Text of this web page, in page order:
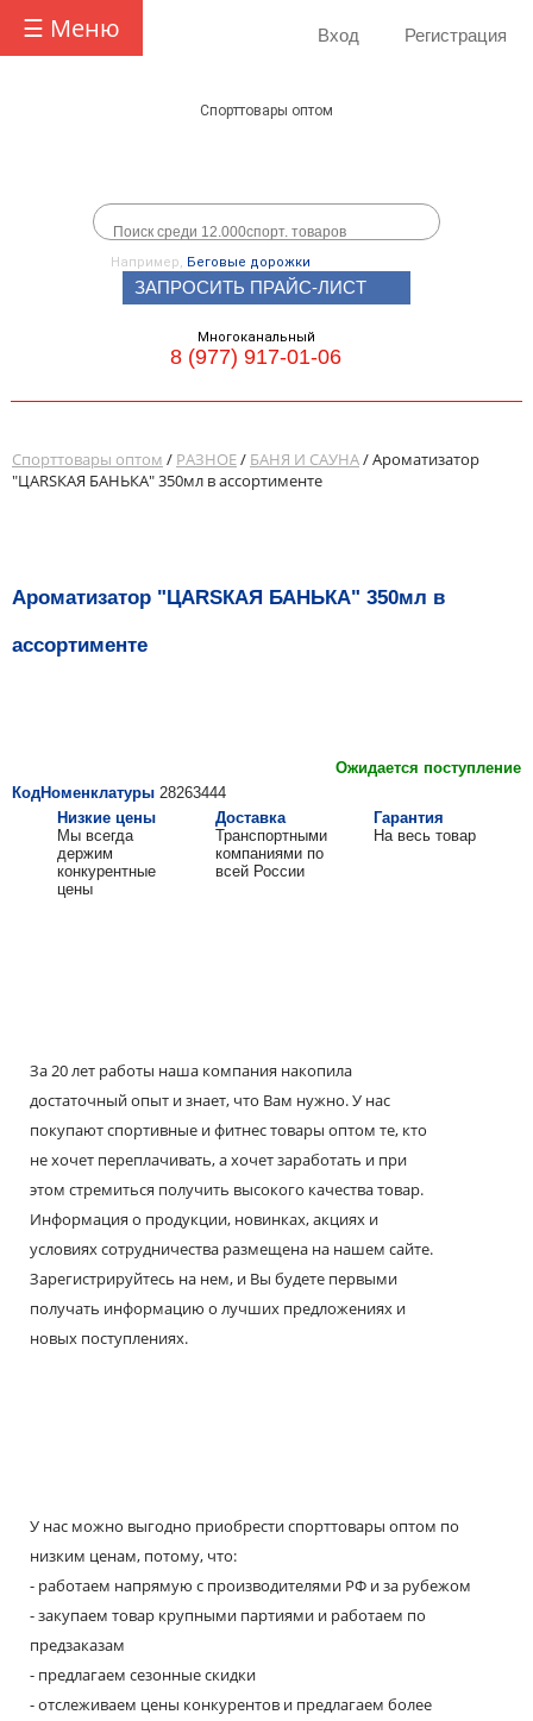
☰ Меню Вход Регистрация
Спорттовары оптом
Например, Беговые дорожки
ЗАПРОСИТЬ ПРАЙС-ЛИСТ
Многоканальный
8 (977) 917-01-06
Спорттовары оптом / РАЗНОЕ/ БАНЯ И САУНА/ Ароматизатор
"ЦARSКАЯ БАНЬКА" 350мл в ассортименте
Ароматизатор "ЦARSКАЯ БАНЬКА" 350мл в
ассортименте
Ожидается поступление
КодНоменклатуры 28263444
Низкие цены
Мы всегда
держим
конкурентные
цены
Доставка
Транспортными
компаниями по
всей России
Гарантия
На весь товар
За 20 лет работы наша компания накопила
достаточный опыт и знает, что Вам нужно. У нас
покупают спортивные и фитнес товары оптом те, кто
не хочет переплачивать, а хочет заработать и при
этом стремиться получить высокого качества товар.
Информация о продукции, новинках, акциях и
условиях сотрудничества размещена на нашем сайте.
Зарегистрируйтесь на нем, и Вы будете первыми
получать информацию о лучших предложениях и
новых поступлениях.
У нас можно выгодно приобрести спорттовары оптом по
низким ценам, потому, что:
- работаем напрямую с производителями РФ и за рубежом
- закупаем товар крупными партиями и работаем по
предзаказам
- предлагаем сезонные скидки
- отслеживаем цены конкурентов и предлагаем более